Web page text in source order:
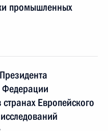
промышленных
Федерации
Европейского